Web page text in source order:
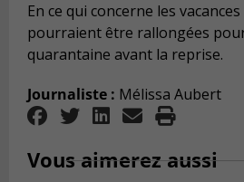
En ce qui concerne les
pourraient être rallongées
quarantaine avant la reprise.
Journaliste : Mélissa Aubert
Vous aimerez aussi